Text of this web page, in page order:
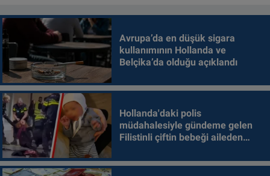
Avrupa’da en düşük sigara
kullanımının Hollanda ve
Belçika’da olduğu açıklandı
Hollanda'daki polis
müdahalesiyle gündeme gelen
Filistinli çiftin bebeği aileden